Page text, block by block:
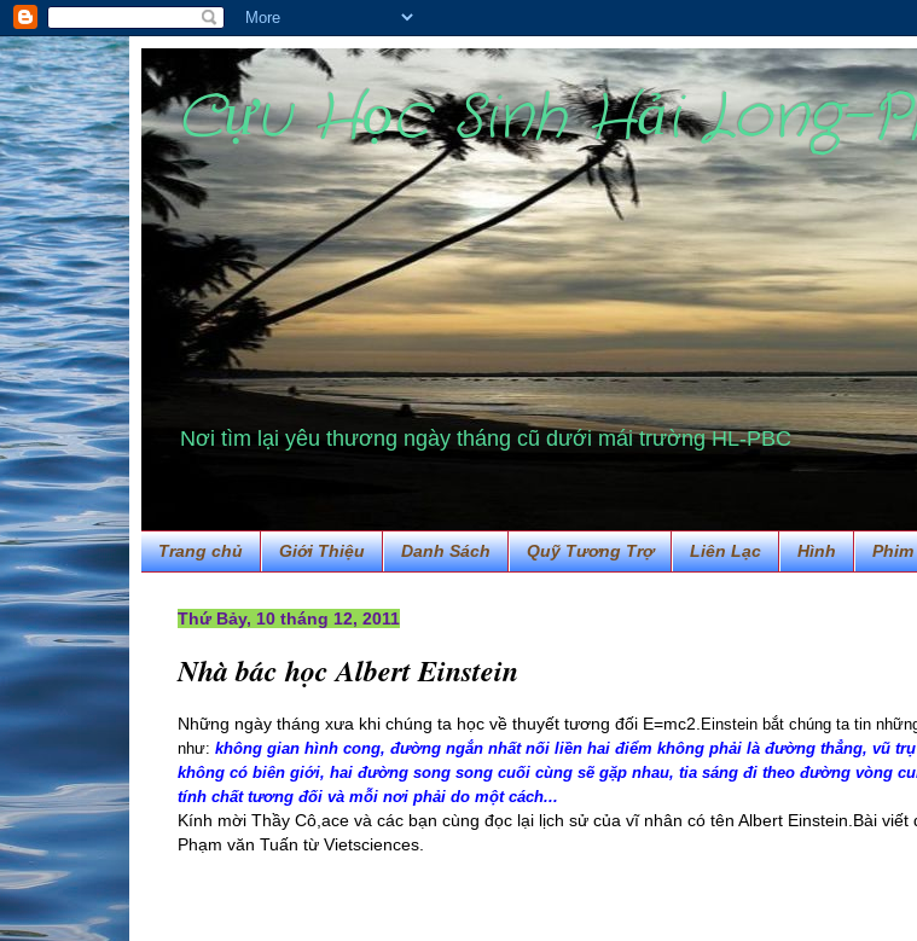
Cựu Học Sinh Hải Long-
Nơi tìm lại yêu thương ngày tháng cũ dưới mái trường HL-PBC
Trang chủ Giới Thiệu Danh Sách Quỹ Tương Trợ Liên Lạc Hình Phim
Thứ Bảy, 10 tháng 12, 2011
Nhà bác học Albert Einstein
Những ngày tháng xưa khi chúng ta học về thuyết tương đối E=mc2. Einstein bắt chúng ta tin
như: không gian hình cong, đường ngắn nhất nối liền hai điểm không phải là đường thẳng, vũ
không có biên giới, hai đường song song cuối cùng sẽ gặp nhau, tia sáng đi theo đường vòng
tính chất tương đối và mỗi nơi phải do một cách...
Kính mời Thầy Cô,ace và các bạn cùng đọc lại lịch sử của vĩ nhân có tên Albert Einstein.Bài viết
Phạm văn Tuấn từ Vietsciences.